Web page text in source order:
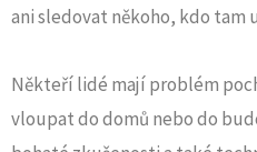
ani sledovat někoho, kdo tam
Někteří lidé mají problém
vloupat do domů nebo do